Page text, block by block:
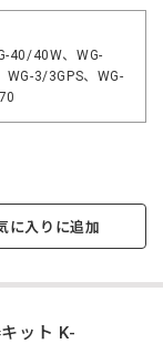
40/40W、WG-
WG-3/3GPS、WG-
に入りに追加
ット K-